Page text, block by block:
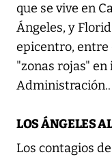
que se vive en
Ángeles, y
epicentro, entre
"zonas rojas"
Administración..
LOS ÁNGELES
Los contagios